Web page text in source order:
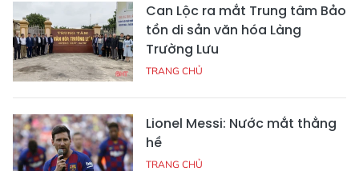
Can Lộc ra mắt Trung tâm Bảo
tồn di sản văn hóa Làng
Trường Lưu
TRANG CHỦ
Lionel Messi: Nước mắt thằng
hề
TRANG CHỦ